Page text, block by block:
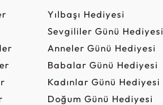
Yılbaşı Hediyesi
Sevgililer Günü Hediyesi
Anneler Günü Hediyesi
Babalar Günü Hediyesi
Kadınlar Günü Hediyesi
Doğum Günü Hediyesi